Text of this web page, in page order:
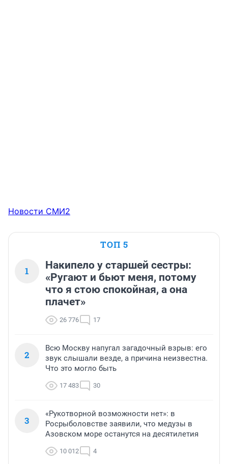
Новости СМИ2
ТОП 5
1
Накипело у старшей сестры:
«Ругают и бьют меня, потому
что я стою спокойная, а она
плачет»
26 776 17
2
Всю Москву напугал загадочный взрыв: его
звук слышали везде, а причина неизвестна.
Что это могло быть
17 483 30
3
«Рукотворной возможности нет»: в
Росрыболовстве заявили, что медузы в
Азовском море останутся на десятилетия
10 012 4